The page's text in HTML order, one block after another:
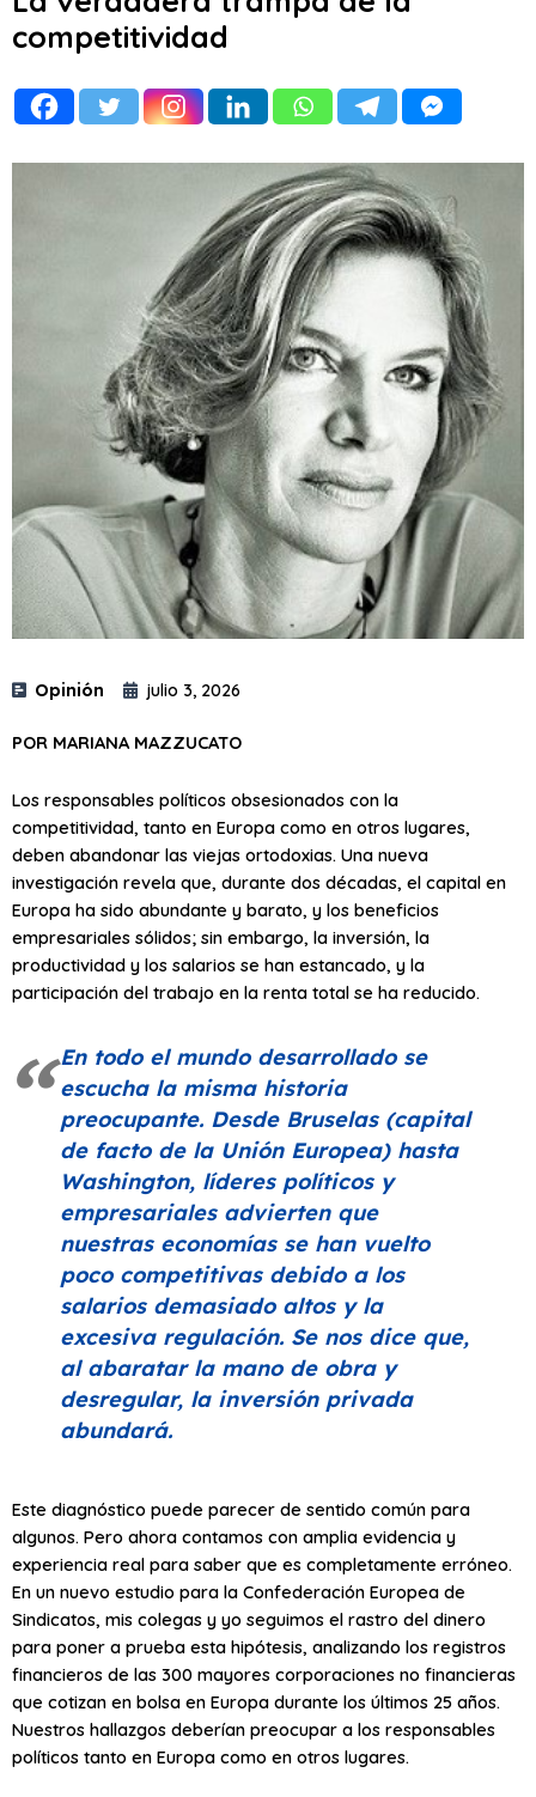
competitividad
Opinión julio 3, 2026
POR MARIANA MAZZUCATO
Los responsables políticos obsesionados con la
competitividad, tanto en Europa como en otros lugares,
deben abandonar las viejas ortodoxias. Una nueva
investigación revela que, durante dos décadas, el capital en
Europa ha sido abundante y barato, y los beneficios
empresariales sólidos; sin embargo, la inversión, la
productividad y los salarios se han estancado, y la
participación del trabajo en la renta total se ha reducido.
En todo el mundo desarrollado se
escucha la misma historia
preocupante. Desde Bruselas (capital
de facto de la Unión Europea) hasta
Washington, líderes políticos y
empresariales advierten que
nuestras economías se han vuelto
poco competitivas debido a los
salarios demasiado altos y la
excesiva regulación. Se nos dice que,
al abaratar la mano de obra y
desregular, la inversión privada
abundará.
Este diagnóstico puede parecer de sentido común para
algunos. Pero ahora contamos con amplia evidencia y
experiencia real para saber que es completamente erróneo.
En un nuevo estudio para la Confederación Europea de
Sindicatos, mis colegas y yo seguimos el rastro del dinero
para poner a prueba esta hipótesis, analizando los registros
financieros de las 300 mayores corporaciones no financieras
que cotizan en bolsa en Europa durante los últimos 25 años.
Nuestros hallazgos deberían preocupar a los responsables
políticos tanto en Europa como en otros lugares.